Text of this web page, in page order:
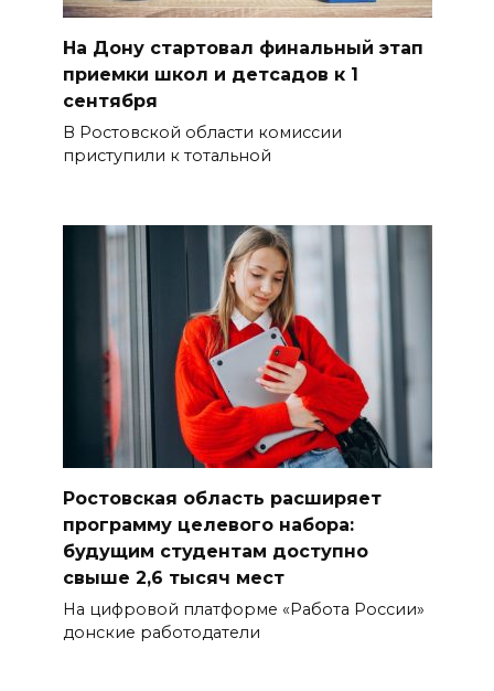
На Дону стартовал финальный этап
приемки школ и детсадов к 1
сентября
В Ростовской области комиссии
приступили к тотальной
Ростовская область расширяет
программу целевого набора:
будущим студентам доступно
свыше 2,6 тысяч мест
На цифровой платформе «Работа России»
донские работодатели